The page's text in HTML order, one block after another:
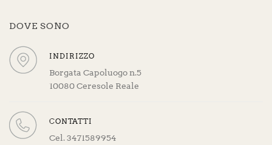
DOVE SONO
INDIRIZZO
Borgata Capoluogo n.5
10080 Ceresole Reale
CONTATTI
Cel. 3471589954